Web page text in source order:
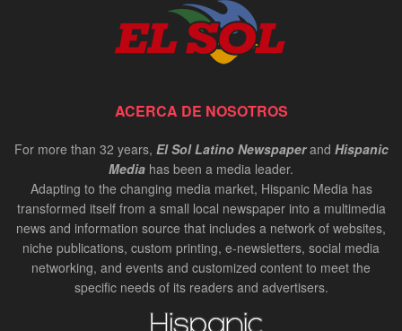
ACERCA DE NOSOTROS
For more than 32 years, El Sol Latino Newspaperand Hispanic
Media has been a media leader.
Adapting to the changing media market, Hispanic Media has
transformed itself from a small local newspaper into a multimedia
news and information source that includes a network of websites,
niche publications, custom printing, e-newsletters, social media
networking, and events and customized content to meet the
specific needs of its readers and advertisers.